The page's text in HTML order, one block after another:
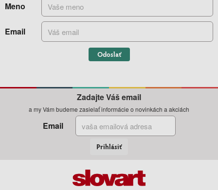
Meno
Email
Odoslať
Zadajte Váš email
a my Vám budeme zasielať informácie o novinkách a akciách
Email
Prihlásiť